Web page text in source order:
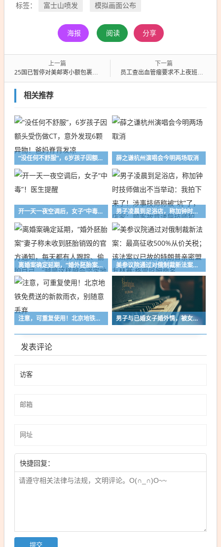
标签： 富士山喷发 模拟画面公布
海报 阅读 分享
上一篇
25国已暂停对美邮寄小额包裹，全球25国暂停对美邮寄小额包裹
下一篇
员工查出血管瘤要求不上夜班遭解雇，员工因血管瘤要求不上夜班遭解雇
相关推荐
“没任何不舒服”，6岁孩子因额头受伤做CT，意外发现6颗异物！爸妈脊背发凉 薛之谦杭州演唱会今明两场取消
开一天一夜空调后，女子“中毒”！医生提醒 男子凌晨到足浴店，称加钟时技师做出不当举动：我拍下来了！涉事技师称被“坑”了，店家：顾客故意诱导技师犯错；警方已介入
离婚案确定延期，“婚外胚胎案”妻子称未收到胚胎销毁的官方通知，每天都有人跟踪、偷拍自己，“越是这样越会坚定地走下去，只要我活着” 美参议院通过对俄制裁新法案：最高征收500%从价关税；该法案以已故的特朗普亲密盟友林赛·格雷厄姆命名
注意，可重复使用！北京地铁免费送的新款雨衣，别随意丢弃 男子与已婚女子婚外情，被女方丈夫发现后双方约定见面，酒后开车撞“情敌”结果错撞路人；法院：故意杀人罪
发表评论
快捷回复：